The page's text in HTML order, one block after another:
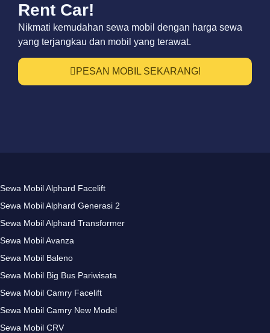
Rent Car!
Nikmati kemudahan sewa mobil dengan harga sewa
yang terjangkau dan mobil yang terawat.
PESAN MOBIL SEKARANG!
Sewa Mobil Alphard Facelift
Sewa Mobil Alphard Generasi 2
Sewa Mobil Alphard Transformer
Sewa Mobil Avanza
Sewa Mobil Baleno
Sewa Mobil Big Bus Pariwisata
Sewa Mobil Camry Facelift
Sewa Mobil Camry New Model
Sewa Mobil CRV